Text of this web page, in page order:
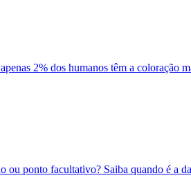
2% dos humanos têm a coloração
ou ponto facultativo? Saiba quando é a